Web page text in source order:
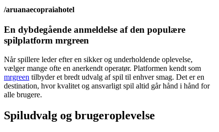
/aruanaecopraiahotel
En dybdegående anmeldelse af den populære
spilplatform mrgreen
Når spillere leder efter en sikker og underholdende oplevelse,
vælger mange ofte en anerkendt operatør. Platformen kendt som
mrgreen tilbyder et bredt udvalg af spil til enhver smag. Det er en
destination, hvor kvalitet og ansvarligt spil altid går hånd i hånd for
alle brugere.
Spiludvalg og brugeroplevelse